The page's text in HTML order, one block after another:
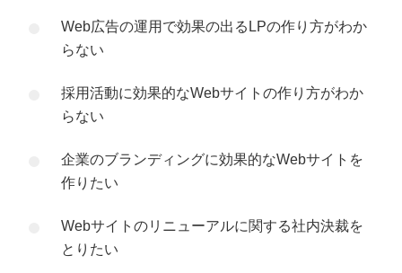
Web広告の運用で効果の出るLPの作り方がわか
らない
採用活動に効果的なWebサイトの作り方がわか
らない
企業のブランディングに効果的なWebサイトを
作りたい
Webサイトのリニューアルに関する社内決裁を
とりたい